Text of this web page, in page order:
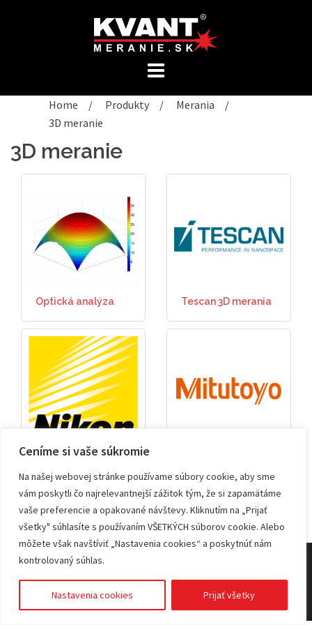
Ceníme si vaše súkromie
Na našej webovej stránke používame súbory cookie, aby sme
vám poskytli čo najrelevantnejší zážitok tým, že si zapamätáme
vaše preferencie a opakované návštevy. Kliknutím na „Prijať
všetky" súhlasíte s používaním VŠETKÝCH súborov cookie. Alebo
môžete však navštíviť „Nastavenia cookies“ a poskytnúť nám
kontrolovaný súhlas.
Nastavenia cookies Prijať všetky
Home / Produkty / Merania
/
3D meranie
3D meranie
Optická analýza Tescan 3D merania
RTG tomografia
© 2026 KVANT spol. s r.o.